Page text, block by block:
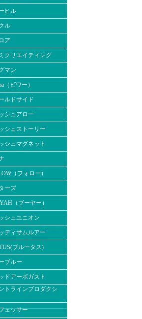
ヒル
ル
ア
クリエイティング
マン
（ビワー）
ルドサイド
シュアロー
シュストーリー
シュマグネット
（フォロー）
ーズ
（ブーヤー）
シュユニオン
ディサムルアー
ブルータス)
ブルー
ドアーボガスト
トラインプロダクシ
ェッサー